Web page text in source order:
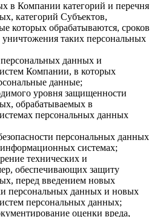
в Компании категорий и перечня
категорий Субъектов,
которых обрабатываются, сроков
таких персональных
данных и
Компании, в которых
данные;
уровня защищенности
обрабатываемых в
персональных данных
персональных данных
системах;
технических и
обеспечивающих защиту
перед введением новых
персональных данных и новых
персональных данных;
оценки вреда,